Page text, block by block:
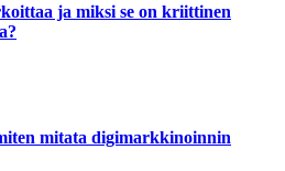
ja miksi se on kriittinen
mitata digimarkkinoinnin